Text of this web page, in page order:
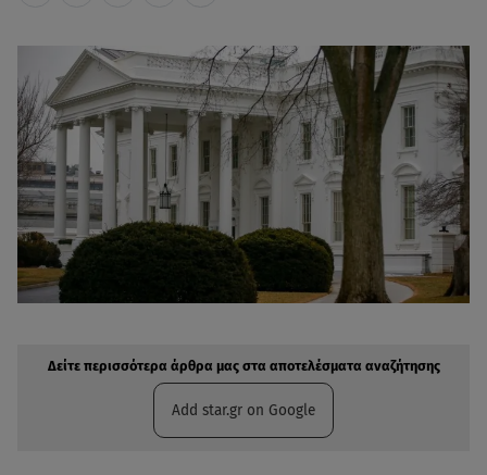
Δείτε περισσότερα άρθρα μας στα αποτελέσματα αναζήτησης
Add star.gr on Google